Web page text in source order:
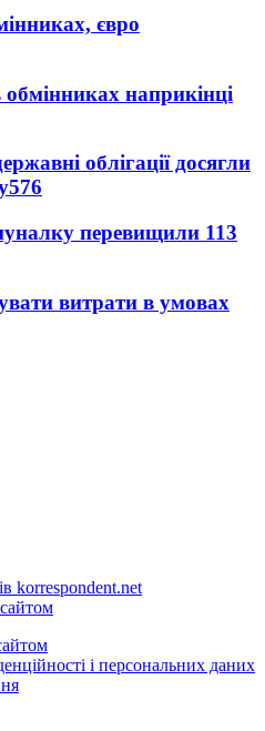
євро
наприкінці
облігації досягли
576
перевищили 113
витрати в умовах
korrespondent.net
і персональних даних